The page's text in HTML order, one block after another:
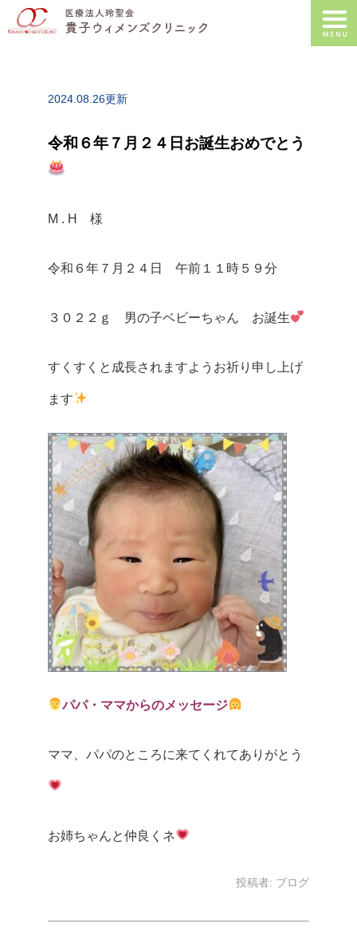
2024.08.26更新
令和６年７月２４日お誕生おめでとう
M . H 様
令和６年７月２４日 午前１１時５９分
３０２２ｇ 男の子ベビーちゃん お誕生
すくすくと成長されますようお祈り申し上げ
ます
パパ・ママからのメッセージ
ママ、パパのところに来てくれてありがとう
お姉ちゃんと仲良くネ
投稿者: ブログ